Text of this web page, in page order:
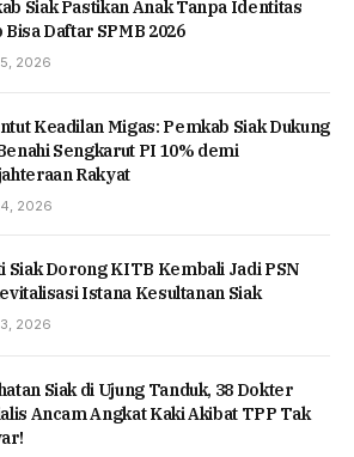
Siak Pastikan Anak Tanpa Identitas
Daftar SPMB 2026
2026
Keadilan Migas: Pemkab Siak Dukung
Sengkarut PI 10% demi
Rakyat
2026
Siak Dorong KITB Kembali Jadi PSN
Istana Kesultanan Siak
2026
Siak di Ujung Tanduk, 38 Dokter
Ancam Angkat Kaki Akibat TPP Tak